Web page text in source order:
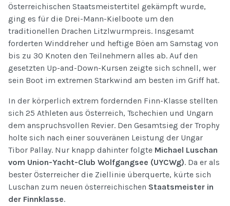
Österreichischen Staatsmeistertitel gekämpft wurde,
ging es für die Drei-Mann-Kielboote um den
traditionellen Drachen Litzlwurmpreis. Insgesamt
forderten Winddreher und heftige Böen am Samstag von
bis zu 30 Knoten den Teilnehmern alles ab. Auf den
gesetzten Up-and-Down-Kursen zeigte sich schnell, wer
sein Boot im extremen Starkwind am besten im Griff hat.
In der körperlich extrem fordernden Finn-Klasse stellten
sich 25 Athleten aus Österreich, Tschechien und Ungarn
dem anspruchsvollen Revier. Den Gesamtsieg der Trophy
holte sich nach einer souveränen Leistung der Ungar
Tibor Pallay. Nur knapp dahinter folgte Michael Luschan
vom Union-Yacht-Club Wolfgangsee (UYCWg). Da er als
bester Österreicher die Ziellinie überquerte, kürte sich
Luschan zum neuen österreichischen Staatsmeister in
der Finnklasse.